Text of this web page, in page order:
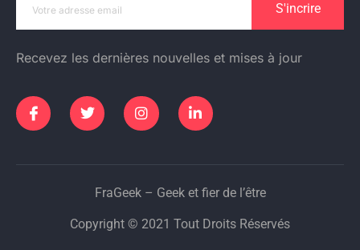
S'incrire
Recevez les dernières nouvelles et mises à jour
FraGeek – Geek et fier de l’être
Copyright © 2021 Tout Droits Réservés